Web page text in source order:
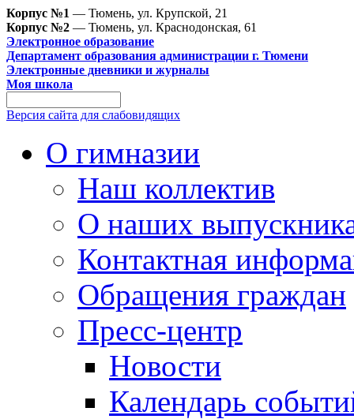
Корпус №1 — Тюмень, ул. Крупской, 21
Корпус №2 — Тюмень, ул. Краснодонская, 61
Электронное образование
Департамент образования администрации г. Тюмени
Электронные дневники и журналы
Моя школа
Версия сайта для слабовидящих
О гимназии
Наш коллектив
О наших
Контактная
Обращения граждан
Пресс-центр
Новости
Календарь